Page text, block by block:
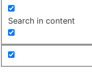
Search in content